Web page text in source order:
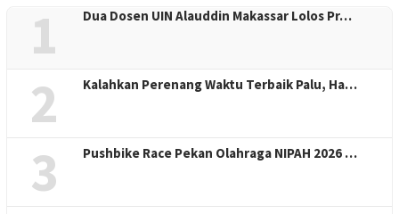
1 Dua Dosen UIN Alauddin Makassar Lolos Pr…
2 Kalahkan Perenang Waktu Terbaik Palu, Ha…
3 Pushbike Race Pekan Olahraga NIPAH 2026 …